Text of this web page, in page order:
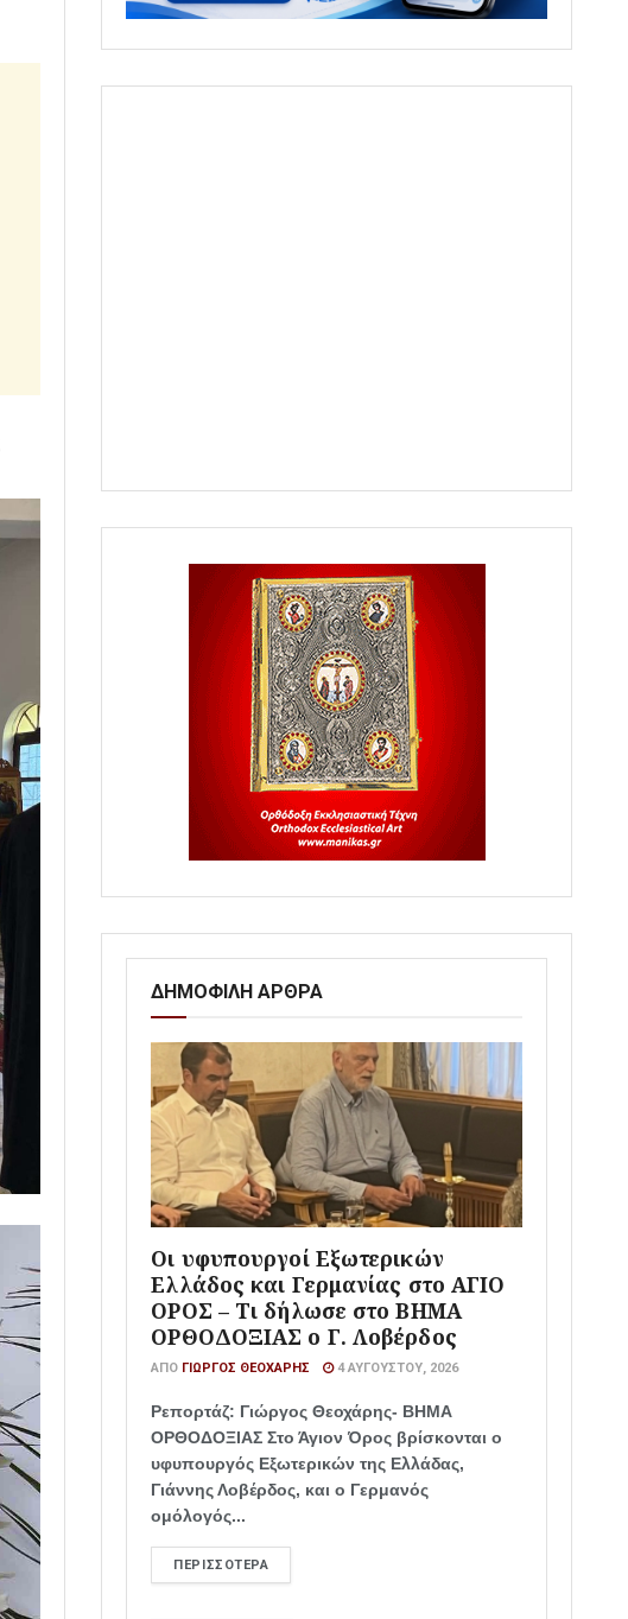
ΔΗΜΟΦΙΛΗ ΑΡΘΡΑ
Οι υφυπουργοί Εξωτερικών
Ελλάδος και Γερμανίας στο ΑΓΙΟ
ΟΡΟΣ – Τι δήλωσε στο ΒΗΜΑ
ΟΡΘΟΔΟΞΙΑΣ ο Γ. Λοβέρδος
ΑΠΌ ΓΙΏΡΓΟΣ ΘΕΟΧΆΡΗΣ 4 ΑΥΓΟΎΣΤΟΥ, 2026
Ρεπορτάζ: Γιώργος Θεοχάρης- ΒΗΜΑ
ΟΡΘΟΔΟΞΙΑΣ Στο Άγιον Όρος βρίσκονται ο
υφυπουργός Εξωτερικών της Ελλάδας,
Γιάννης Λοβέρδος, και ο Γερμανός
ομόλογός...
ΠΕΡΙΣΣΌΤΕΡΑ